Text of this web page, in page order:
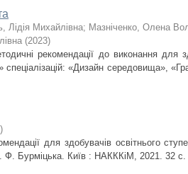
Лідія Михайлівна; Мазніченко, Олена
(2023)
рекомендації до виконання для
спеціалізацій: «Дизайн середовища»,
)
для здобувачів освітнього
Ф. Бурміцька. Київ : НАКККіМ, 2021. 32 с.